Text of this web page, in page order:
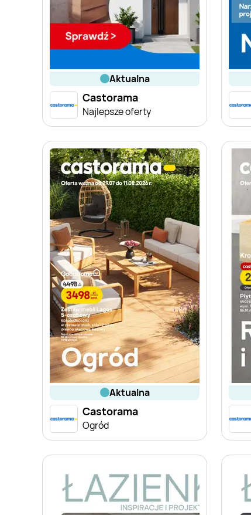
aktualna
Castorama
Najlepsze oferty
aktualna
Castorama
Ogród